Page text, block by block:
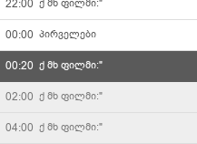
22:00 ქ მხ ფილმი:"
00:00 პირველები
00:20 ქ მხ ფილმი:"
02:00 ქ მხ ფილმი:"
04:00 ქ მხ ფილმი:"
TV36
რადიო იმედი
არტარეა
29 ივლისი - ოთხშაბათი
28 ივლისი - სამშაბათი
27 ივლისი - ორშაბათი